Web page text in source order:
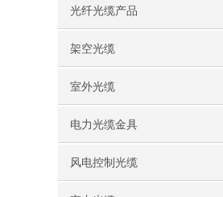
光纤光缆产品
架空光缆
室外光缆
电力光缆金具
风电控制光缆